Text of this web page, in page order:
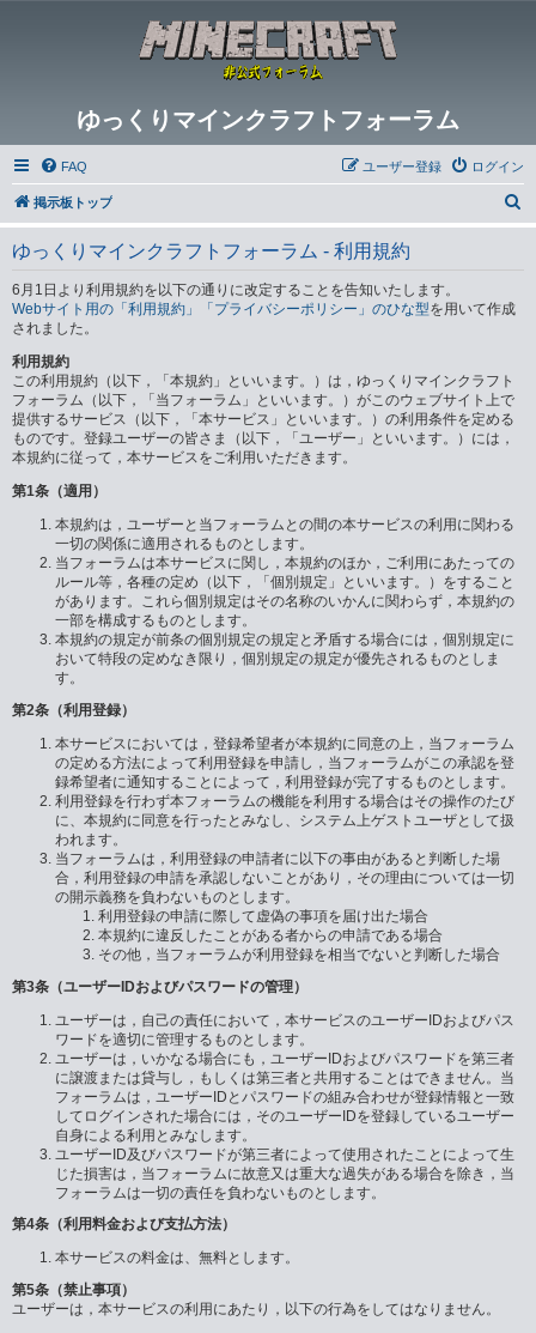
ゆっくりマインクラフトフォーラム
FAQ ログイン
ユーザー登録
掲示板トップ
索
ゆっくりマインクラフトフォーラム - 利用規約
6月1日より利用規約を以下の通りに改定することを告知いたします。
Webサイト用の「利用規約」「プライバシーポリシー」のひな型を用いて作成
されました。
利用規約
この利用規約（以下，「本規約」といいます。）は，ゆっくりマインクラフト
フォーラム（以下，「当フォーラム」といいます。）がこのウェブサイト上で
提供するサービス（以下，「本サービス」といいます。）の利用条件を定める
ものです。登録ユーザーの皆さま（以下，「ユーザー」といいます。）には，
本規約に従って，本サービスをご利用いただきます。
第1条（適用）
本規約は，ユーザーと当フォーラムとの間の本サービスの利用に関わる
一切の関係に適用されるものとします。
当フォーラムは本サービスに関し，本規約のほか，ご利用にあたっての
ルール等，各種の定め（以下，「個別規定」といいます。）をすること
があります。これら個別規定はその名称のいかんに関わらず，本規約の
一部を構成するものとします。
本規約の規定が前条の個別規定の規定と矛盾する場合には，個別規定に
おいて特段の定めなき限り，個別規定の規定が優先されるものとしま
す。
第2条（利用登録）
本サービスにおいては，登録希望者が本規約に同意の上，当フォーラム
の定める方法によって利用登録を申請し，当フォーラムがこの承認を登
録希望者に通知することによって，利用登録が完了するものとします。
利用登録を行わず本フォーラムの機能を利用する場合はその操作のたび
に、本規約に同意を行ったとみなし、システム上ゲストユーザとして扱
われます。
当フォーラムは，利用登録の申請者に以下の事由があると判断した場
合，利用登録の申請を承認しないことがあり，その理由については一切
の開示義務を負わないものとします。
利用登録の申請に際して虚偽の事項を届け出た場合
本規約に違反したことがある者からの申請である場合
その他，当フォーラムが利用登録を相当でないと判断した場合
第3条（ユーザーIDおよびパスワードの管理）
ユーザーは，自己の責任において，本サービスのユーザーIDおよびパス
ワードを適切に管理するものとします。
ユーザーは，いかなる場合にも，ユーザーIDおよびパスワードを第三者
に譲渡または貸与し，もしくは第三者と共用することはできません。当
フォーラムは，ユーザーIDとパスワードの組み合わせが登録情報と一致
してログインされた場合には，そのユーザーIDを登録しているユーザー
自身による利用とみなします。
ユーザーID及びパスワードが第三者によって使用されたことによって生
じた損害は，当フォーラムに故意又は重大な過失がある場合を除き，当
フォーラムは一切の責任を負わないものとします。
第4条（利用料金および支払方法）
本サービスの料金は、無料とします。
第5条（禁止事項）
ユーザーは，本サービスの利用にあたり，以下の行為をしてはなりません。